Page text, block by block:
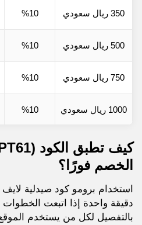
350 ريال سعودي %10
500 ريال سعودي %10
750 ريال سعودي %10
1000 ريال سعودي %10
الخصم فورًا؟
استخدام برومو كود صيدلية
دقيقة واحدة إذا اتبعت
بالتفصيل لكل من يستخدم الموقع